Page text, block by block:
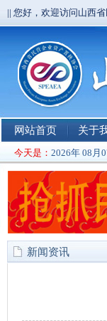
|| 您好，欢迎访问山西
网站首页 关于
今天是： 2026年 08月
新闻资讯